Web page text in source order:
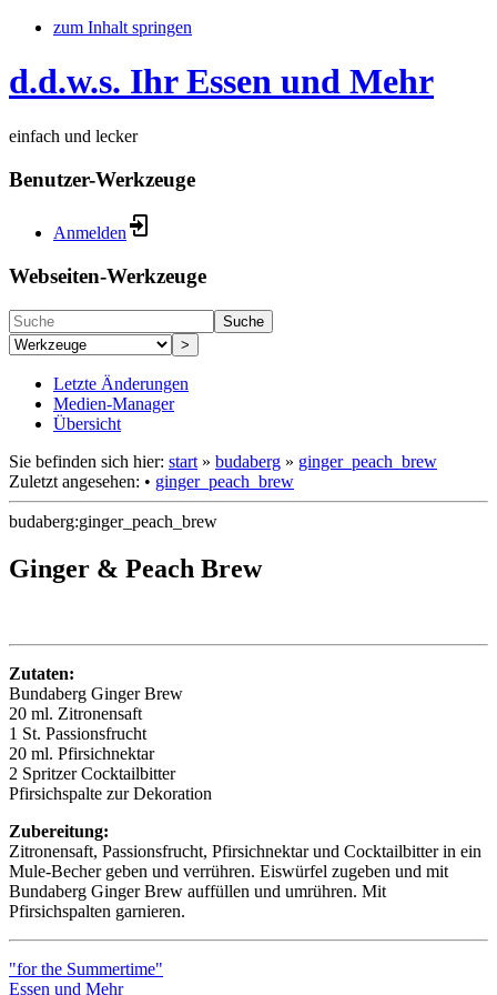
zum Inhalt springen
d.d.w.s. Ihr Essen und Mehr
einfach und lecker
Benutzer-Werkzeuge
Anmelden
Webseiten-Werkzeuge
Suche
>
Letzte Änderungen
Medien-Manager
Übersicht
Sie befinden sich hier: start » budaberg » ginger_peach_brew
Zuletzt angesehen: • ginger_peach_brew
budaberg:ginger_peach_brew
Ginger & Peach Brew
Zutaten:
Bundaberg Ginger Brew
20 ml. Zitronensaft
1 St. Passionsfrucht
20 ml. Pfirsichnektar
2 Spritzer Cocktailbitter
Pfirsichspalte zur Dekoration
Zubereitung:
Zitronensaft, Passionsfrucht, Pfirsichnektar und Cocktailbitter in ein
Mule-Becher geben und verrühren. Eiswürfel zugeben und mit
Bundaberg Ginger Brew auffüllen und umrühren. Mit
Pfirsichspalten garnieren.
"for the Summertime"
Essen und Mehr